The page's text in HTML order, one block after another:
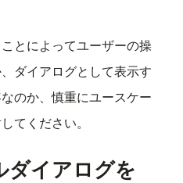
とによってユーザーの操
ダイアログとして表示す
のか、慎重にユースケー
てください。
ダイアログを